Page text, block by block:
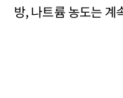
방, 나트륨 농도는 계